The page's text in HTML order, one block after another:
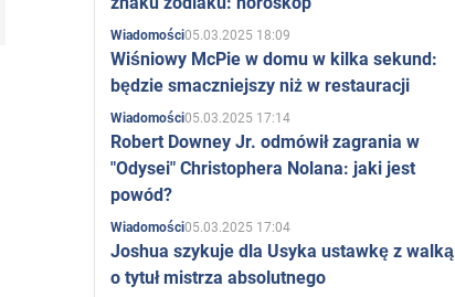
Wiadomości05.03.2025 18:09
Wiśniowy McPie w domu w kilka sekund:
będzie smaczniejszy niż w restauracji
Wiadomości05.03.2025 17:14
Robert Downey Jr. odmówił zagrania w
"Odysei" Christophera Nolana: jaki jest
powód?
Wiadomości05.03.2025 17:04
Joshua szykuje dla Usyka ustawkę z walką
o tytuł mistrza absolutnego